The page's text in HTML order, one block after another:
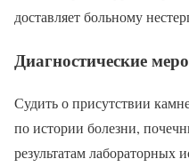
доставляет больному
Диагностические
Судить о присутствии
по истории болезни,
результатам лабораторных